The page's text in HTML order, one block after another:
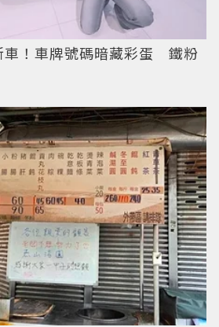
車！車牌號碼暗藏彩蛋 鐵粉